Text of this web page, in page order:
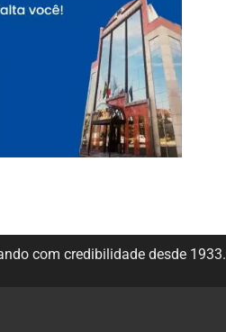
com credibilidade desde 1933.